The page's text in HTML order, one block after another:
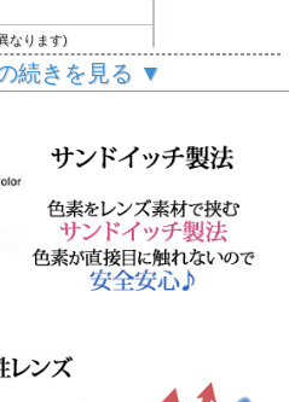
なります)
り異なります。)
(必読)
読みください。
度コンタクレンズを
続きを見る ▼